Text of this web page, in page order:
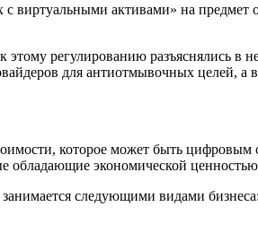
виртуальными активами» на предмет
регулированию разъяснялись в
для антиотмывочных целей, а
которое может быть цифровым
обладающие экономической
следующими видами бизнеса: